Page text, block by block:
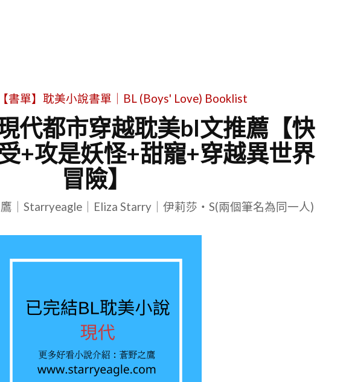
書單】耽美小說書單｜BL (Boys' Love) Booklist
代都市穿越耽美bl文推薦【快
+攻是妖怪+甜寵+穿越異世界
冒險】
｜Starryeagle｜Eliza Starry｜伊莉莎・S(兩個筆名為同一人)